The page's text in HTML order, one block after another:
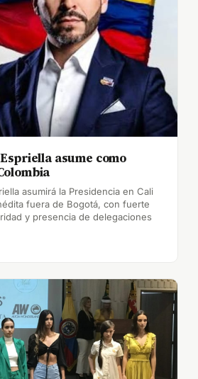
asume como
asumirá la Presidencia en Cali
fuera de Bogotá, con fuerte
y presencia de delegaciones